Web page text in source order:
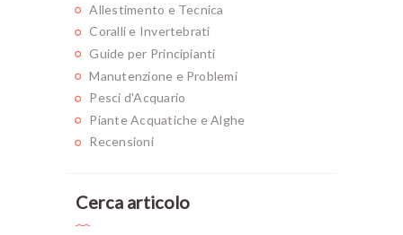
Allestimento e Tecnica
Coralli e Invertebrati
Guide per Principianti
Manutenzione e Problemi
Pesci d'Acquario
Piante Acquatiche e Alghe
Recensioni
Cerca articolo